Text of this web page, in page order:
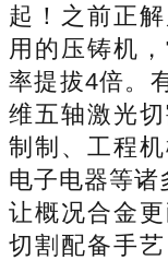
起！之前正
用的压铸机
率提拔4倍。
维五轴激光
制制、工程
电子电器等诸
让概况合金
切割配备手